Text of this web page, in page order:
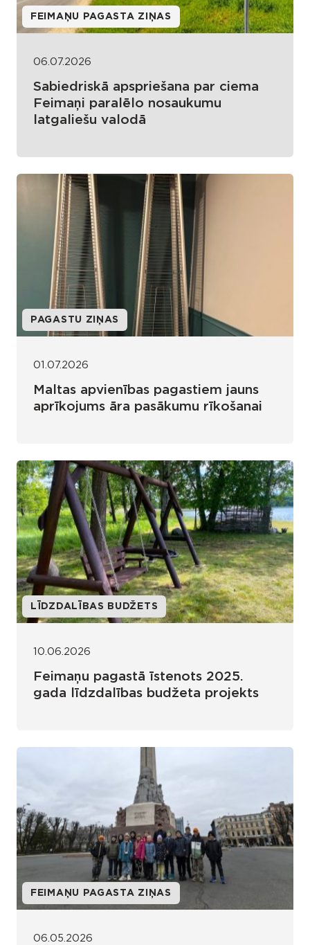
FEIMAŅU PAGASTA ZIŅAS
06.07.2026
Sabiedriskā apspriešana par ciema
Feimaņi paralēlo nosaukumu
latgaliešu valodā
PAGASTU ZIŅAS
01.07.2026
Maltas apvienības pagastiem jauns
aprīkojums āra pasākumu rīkošanai
LĪDZDALĪBAS BUDŽETS
10.06.2026
Feimaņu pagastā īstenots 2025.
gada līdzdalības budžeta projekts
FEIMAŅU PAGASTA ZIŅAS
06.05.2026